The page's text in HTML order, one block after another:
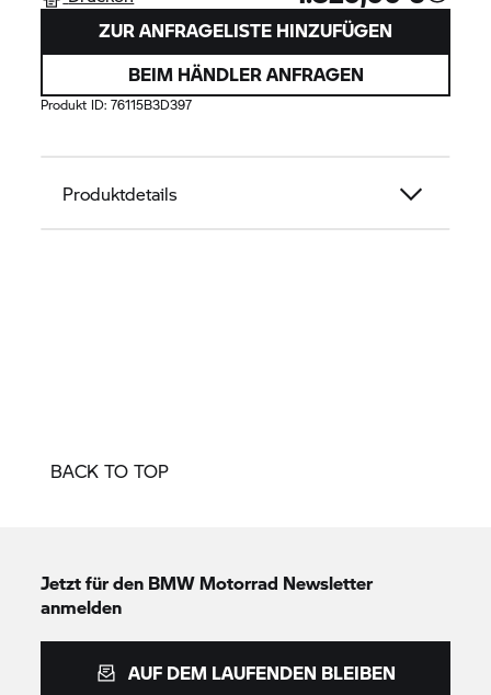
ZUR ANFRAGELISTE HINZUFÜGEN
BEIM HÄNDLER ANFRAGEN
Produkt ID:76115B3D397
Produktdetails
BACK TO TOP
Jetzt für den BMW Motorrad Newsletter
anmelden
AUF DEM LAUFENDEN BLEIBEN